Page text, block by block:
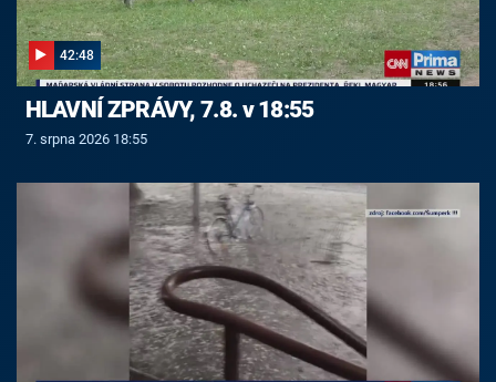
42:48
HLAVNÍ ZPRÁVY, 7.8. v 18:55
7. srpna 2026 18:55